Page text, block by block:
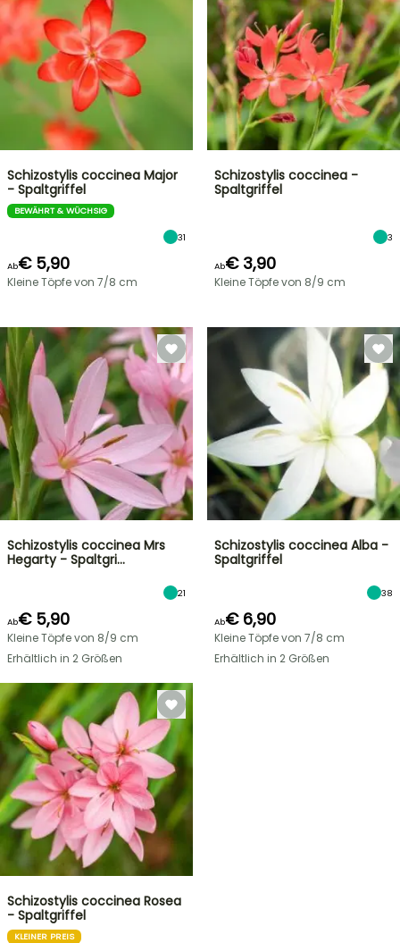
Schizostylis coccinea Major
- Spaltgriffel
BEWÄHRT & WÜCHSIG
31
Ab€ 5,90
Kleine Töpfe von 7/8 cm
Schizostylis coccinea -
Spaltgriffel
3
Ab€ 3,90
Kleine Töpfe von 8/9 cm
Schizostylis coccinea Mrs
Hegarty - Spaltgri…
21
Ab€ 5,90
Kleine Töpfe von 8/9 cm
Erhältlich in 2 Größen
Schizostylis coccinea Alba -
Spaltgriffel
38
Ab€ 6,90
Kleine Töpfe von 7/8 cm
Erhältlich in 2 Größen
Schizostylis coccinea Rosea
- Spaltgriffel
KLEINER PREIS